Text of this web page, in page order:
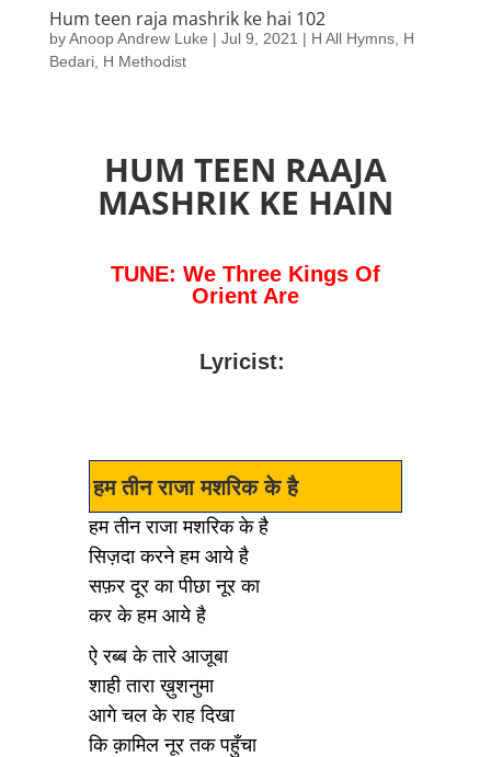
Hum teen raja mashrik ke hai 102
byAnoop Andrew Luke | Jul 9, 2021 | H All Hymns, H
Bedari, H Methodist
HUM TEEN RAAJA
MASHRIK KE HAIN
TUNE: We Three Kings Of
Orient Are
Lyricist:
हम तीन राजा मशरिक के है
हम तीन राजा मशरिक के है
सिज़दा करने हम आये है
सफ़र दूर का पीछा नूर का
कर के हम आये है
ऐ रब्ब के तारे आजूबा
शाही तारा ख़ुशनुमा
आगे चल के राह दिखा
कि क़ामिल नूर तक पहुँचा